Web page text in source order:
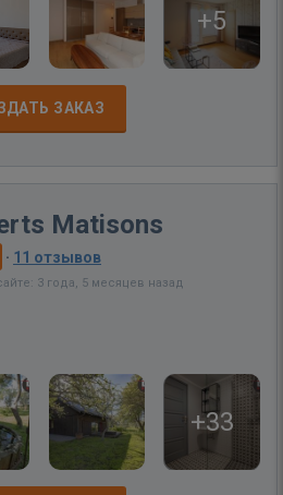
+5
ЗАКАЗ
Matisons
· 11 отзывов
3 года, 5 месяцев назад
+33